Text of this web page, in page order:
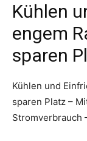
Kühlen
engem
sparen
Kühlen und
sparen Platz –
Stromverbrauch